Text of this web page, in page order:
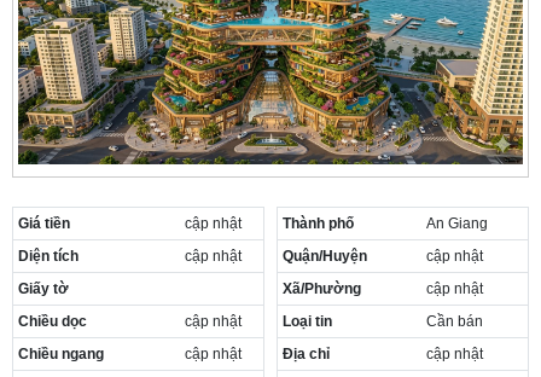
Cần thuê MBKD tại Phường Khương Đình
Cần thuê MBKD tại Phường Yên Sở
Cần thuê MBKD tại Phường Hoàng Liệt
Cần thuê MBKD tại Phường Định Công
Cần thuê MBKD tại Phường Tương Mai
Cần thuê MBKD tại Phường Vĩnh Hưng
Cần thuê MBKD tại Phường Lĩnh Nam
Cần thuê MBKD tại Phường Láng
Cần thuê MBKD tại Phường Văn Miếu
Cần thuê MBKD tại Phường Kim Liên
Cần thuê MBKD tại Phường Bạch Mai
Cần thuê MBKD tại Phường Vĩnh Tuy
Giá tiền
cập nhật
Diện tích
cập nhật
Giấy tờ
Chiều dọc
cập nhật
Chiều ngang
cập nhật
Thành phố
An Giang
Quận/Huyện
cập nhật
Xã/Phường
cập nhật
Loại tin
Cần bán
Địa chỉ
cập nhật